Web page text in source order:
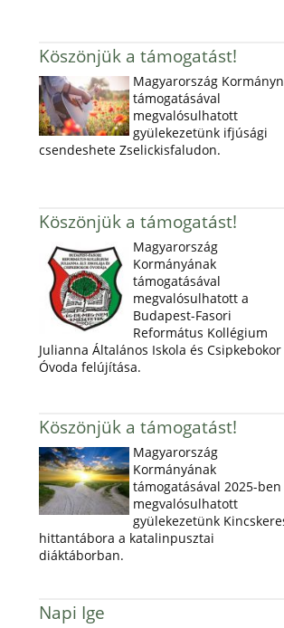
Köszönjük a támogatást!
Magyarország
támogatásával
megvalósulhatott
gyülekezetünk ifjúsági
csendeshete Zselickisfaludon.
Köszönjük a támogatást!
Magyarország
Kormányának
támogatásával
megvalósulhatott a
Budapest-Fasori
Református Kollégium
Julianna Általános Iskola és Csipkebokor
Óvoda felújítása.
Köszönjük a támogatást!
Magyarország
Kormányának
támogatásával 2025-ben
megvalósulhatott
gyülekezetünk
hittantábora a katalinpusztai
diáktáborban.
Napi Ige